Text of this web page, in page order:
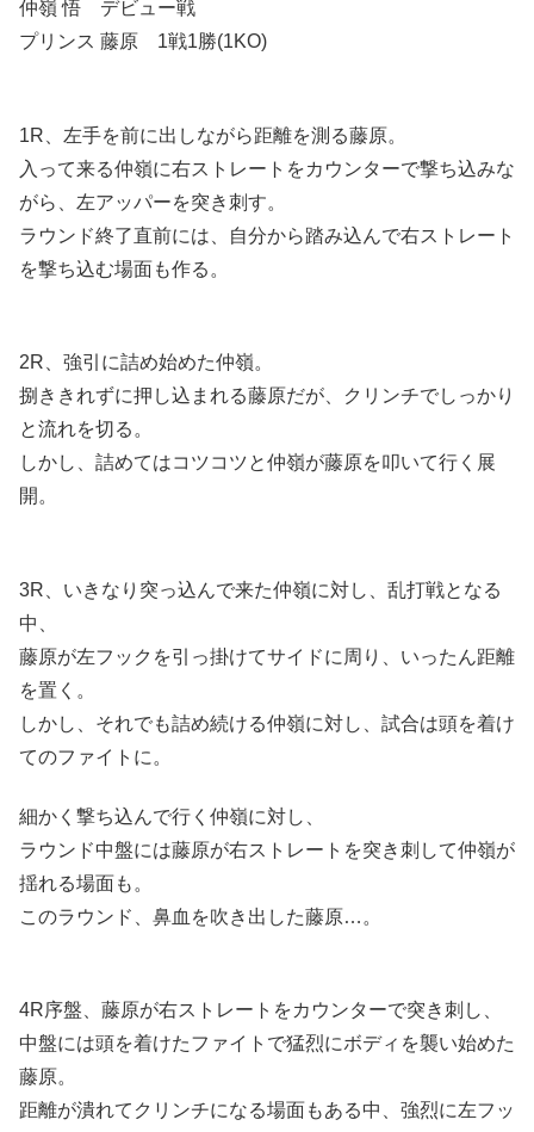
仲嶺 悟 デビュー戦
プリンス 藤原 1戦1勝(1KO)
1R、左手を前に出しながら距離を測る藤原。
入って来る仲嶺に右ストレートをカウンターで撃ち込みな
がら、左アッパーを突き刺す。
ラウンド終了直前には、自分から踏み込んで右ストレート
を撃ち込む場面も作る。
2R、強引に詰め始めた仲嶺。
捌ききれずに押し込まれる藤原だが、クリンチでしっかり
と流れを切る。
しかし、詰めてはコツコツと仲嶺が藤原を叩いて行く展
開。
3R、いきなり突っ込んで来た仲嶺に対し、乱打戦となる
中、
藤原が左フックを引っ掛けてサイドに周り、いったん距離
を置く。
しかし、それでも詰め続ける仲嶺に対し、試合は頭を着け
てのファイトに。
細かく撃ち込んで行く仲嶺に対し、
ラウンド中盤には藤原が右ストレートを突き刺して仲嶺が
揺れる場面も。
このラウンド、鼻血を吹き出した藤原…。
4R序盤、藤原が右ストレートをカウンターで突き刺し、
中盤には頭を着けたファイトで猛烈にボディを襲い始めた
藤原。
距離が潰れてクリンチになる場面もある中、強烈に左フッ